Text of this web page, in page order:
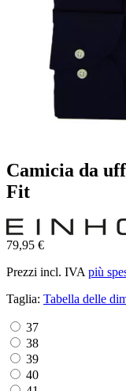
Camicia da
Fit
79,95 €
Prezzi incl. IVA più
Taglia: Tabella delle
37
38
39
40